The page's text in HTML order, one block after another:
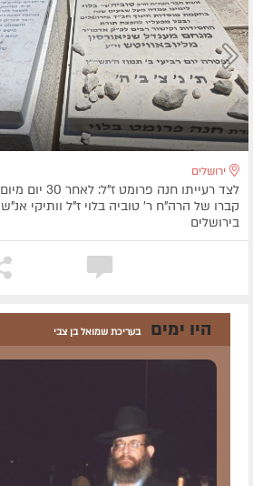
ירושלים
לצד רעייתו
קברו של הרה"ח ר' טוביה בלוי ז"ל וותיקי
בירושלים
היו ימים בעריכת שמואל בן צבי